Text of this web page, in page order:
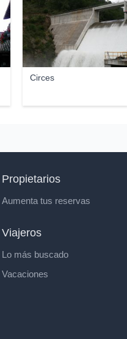
Circes
Propietarios
Aumenta tus reservas
Viajeros
Lo más buscado
Vacaciones